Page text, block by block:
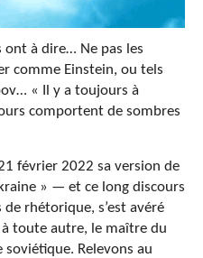
ont à dire… Ne pas les
comme Einstein, ou tels
« Il y a toujours à
comportent de sombres
février 2022 sa version de
» — et ce long discours
rhétorique, s’est avéré
toute autre, le maître du
Relevons au